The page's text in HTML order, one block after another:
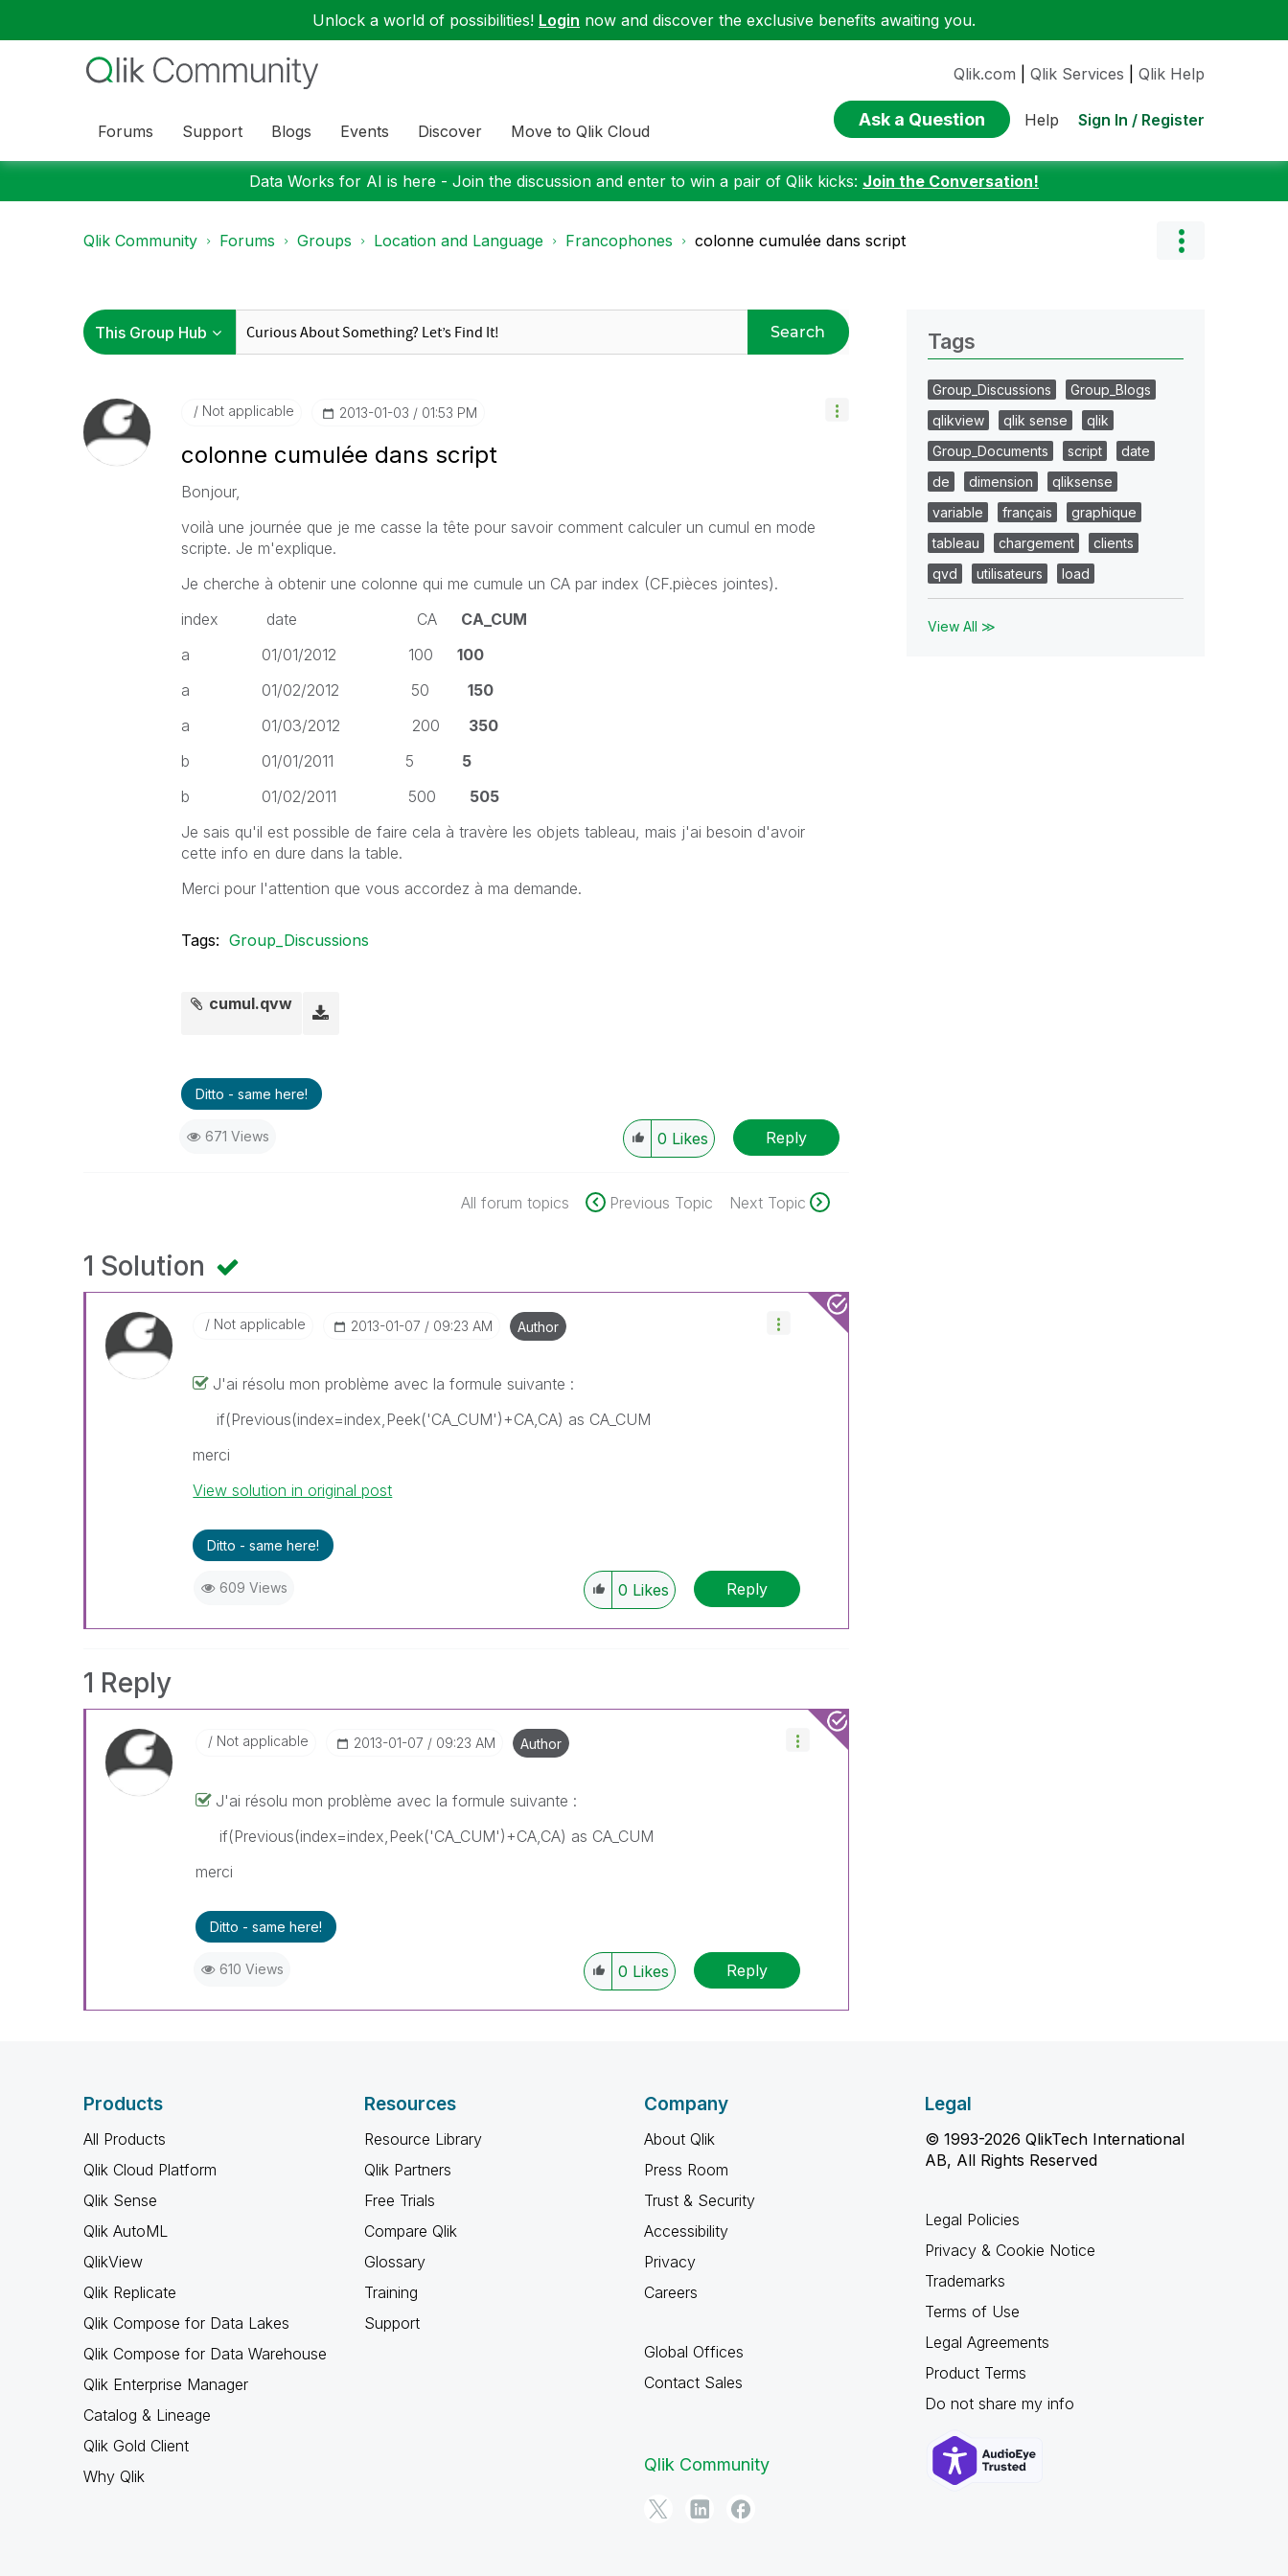
Unlock a world of possibilities! Login now and discover the exclusive benefits awaiting you.
Forums Support Blogs Events Discover Move to Qlik Cloud
Qlik.com Qlik Services Qlik Help
Ask a Question Help Sign In / Register
Data Works for AI is here - Join the discussion and enter to win a pair of Qlik kicks: Join the Conversation!
Qlik Community Forums Groups Location and Language Francophones colonne cumulée dans script
Search
Not applicable ‎2013-01-03 01:53 PM
colonne cumulée dans script
Bonjour,
voilà une journée que je me casse la tête pour savoir comment calculer un cumul en mode
scripte. Je m'explique.
Je cherche à obtenir une colonne qui me cumule un CA par index (CF.pièces jointes).
index date CA CA_CUM
a 01/01/2012 100 100
a 01/02/2012 50 150
a 01/03/2012 200 350
b 01/01/2011 5 5
b 01/02/2011 500 505
Je sais qu'il est possible de faire cela à travère les objets tableau, mais j'ai besoin d'avoir
cette info en dure dans la table.
Merci pour l'attention que vous accordez à ma demande.
Tags: Group_Discussions
cumul.qvw
Ditto - same here!
671 Views 0 Likes Reply
All forum topics Previous Topic Next Topic
1 Solution
Not applicable ‎2013-01-07 09:23 AM Author
J'ai résolu mon problème avec la formule suivante :
if(Previous(index=index,Peek('CA_CUM')+CA,CA) as CA_CUM
merci
View solution in original post
Ditto - same here!
609 Views 0 Likes Reply
1 Reply
Not applicable ‎2013-01-07 09:23 AM Author
J'ai résolu mon problème avec la formule suivante :
if(Previous(index=index,Peek('CA_CUM')+CA,CA) as CA_CUM
merci
Ditto - same here!
610 Views 0 Likes Reply
Tags
Group_Discussions
Group_Blogs
qlikview
qlik sense
qlik
Group_Documents
script
date
de
dimension
qliksense
variable
français
graphique
tableau
chargement
clients
qvd
utilisateurs load
View All ≫
Products
All Products
Qlik Cloud Platform
Qlik Sense
Qlik AutoML
QlikView
Qlik Replicate
Qlik Compose for Data Lakes
Qlik Compose for Data Warehouse
Qlik Enterprise Manager
Catalog & Lineage
Qlik Gold Client
Why Qlik
Resources
Resource Library
Qlik Partners
Free Trials
Compare Qlik
Glossary
Training
Support
Company
About Qlik
Press Room
Trust & Security
Accessibility
Privacy
Careers
Global Offices
Contact Sales
Qlik Community
Legal
© 1993-2026 QlikTech International
AB, All Rights Reserved
Legal Policies
Privacy & Cookie Notice
Trademarks
Terms of Use
Legal Agreements
Product Terms
Do not share my info